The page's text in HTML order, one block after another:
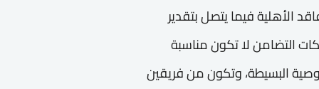
الأهلية فيما يتصل بتقدير
التضامن لا تكون مناسبة
بتنوع النشاط نسبيًا 2-شركة التوصية البسيطة، وتكون من فريقين